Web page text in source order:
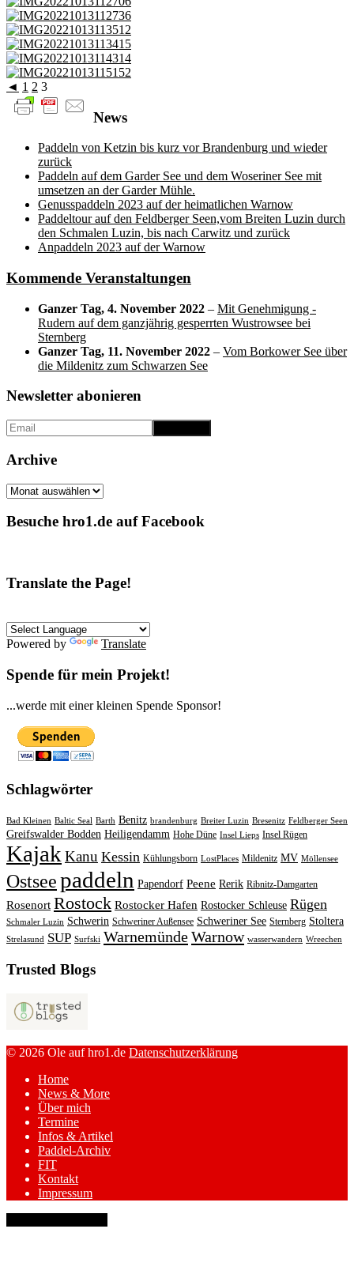
◄ 1 2 3
News
Paddeln von Ketzin bis kurz vor Brandenburg und wieder
zurück
Paddeln auf dem Garder See und dem Woseriner See mit
umsetzen an der Garder Mühle.
Genusspaddeln 2023 auf der heimatlichen Warnow
Paddeltour auf den Feldberger Seen,vom Breiten Luzin durch
den Schmalen Luzin, bis nach Carwitz und zurück
Anpaddeln 2023 auf der Warnow
Kommende Veranstaltungen
Ganzer Tag, 4. November 2022 – Mit Genehmigung -
Rudern auf dem ganzjährig gesperrten Wustrowsee bei
Sternberg
Ganzer Tag, 11. November 2022 – Vom Borkower See über
die Mildenitz zum Schwarzen See
Newsletter abonieren
Archive
Archive
Besuche hro1.de auf Facebook
Translate the Page!
Powered by Translate
Spende für mein Projekt!
...werde mit einer kleinen Spende Sponsor!
Schlagwörter
Bad Kleinen Baltic Seal Barth Benitz brandenburg Breiter Luzin Bresenitz Feldberger Seen
Greifswalder Bodden Heiligendamm Hohe Düne Insel Lieps Insel Rügen
Kajak Kanu Kessin Kühlungsborn LostPlaces Mildenitz MV Möllensee
Ostseepaddeln Papendorf Peene Rerik Ribnitz-Damgarten
Rosenort Rostock Rostocker Hafen Rostocker Schleuse Rügen
Schmaler Luzin Schwerin Schweriner Außensee Schweriner See Sternberg Stoltera
Strelasund SUP Surfski WarnemündeWarnow wasserwandern Wreechen
Trusted Blogs
© 2026 Ole auf hro1.de Datenschutzerklärung
Home
News & More
Über mich
Termine
Infos & Artikel
Paddel-Archiv
FIT
Kontakt
Impressum